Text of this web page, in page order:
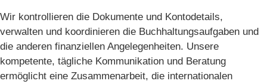
Wir kontrollieren die Dokumente und Kontodetails,
verwalten und koordinieren die Buchhaltungsaufgaben und
die anderen finanziellen Angelegenheiten. Unsere
kompetente, tägliche Kommunikation und Beratung
ermöglicht eine Zusammenarbeit, die internationalen